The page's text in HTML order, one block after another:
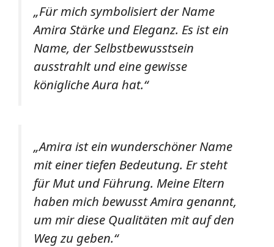
„Für mich symbolisiert der Name
Amira Stärke und Eleganz. Es ist ein
Name, der Selbstbewusstsein
ausstrahlt und eine gewisse
königliche Aura hat.“
„Amira ist ein wunderschöner Name
mit einer tiefen Bedeutung. Er steht
für Mut und Führung. Meine Eltern
haben mich bewusst Amira genannt,
um mir diese Qualitäten mit auf den
Weg zu geben.“